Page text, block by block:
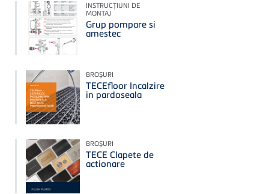
INSTRUCŢIUNI DE
MONTAJ
Grup pompare si
amestec
BROŞURI
TECEfloor Incalzire
in pardoseala
BROŞURI
TECE Clapete de
actionare